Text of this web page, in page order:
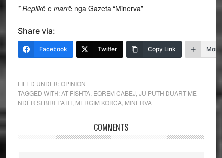
* Replikë e marrë nga Gazeta “Minerva”
Share via:
Facebook Twitter Copy Link More
FILED UNDER:OPINION
TAGGED WITH:AT FISHTA, EQREM CABEJ JU PUTH DUART ME
NDÉR SI BIRI T’ATIT, MERGIM KORCA, MINERVA
COMMENTS